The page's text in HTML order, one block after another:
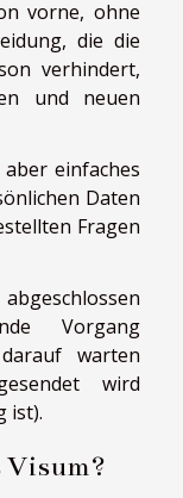
vorne, ohne
die die
verhindert,
und neuen
einfaches
Daten
Fragen
Vorgang
warten
wird
ist).
Visum?